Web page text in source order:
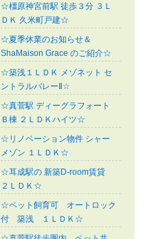
☆橿原神宮前駅 徒歩３分 ３Ｌ
ＤＫ 久米町戸建☆
☆夏季休業のお知らせ＆
ShaMaison Grace のご紹介☆
☆築浅１ＬＤＫ メゾネット セ
ントラルバレーⅡ☆
☆真菅駅 ディーグラフォート
Ｂ棟 ２ＬＤＫハイツ☆
☆リノベーション物件 シャー
メゾン １ＬＤＫ☆
☆耳成駅の 新築D-room賃貸
２ＬＤＫ☆
☆ペット飼育可 オートロック
付 築浅 １ＬＤＫ☆